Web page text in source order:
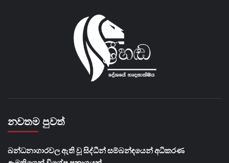
නවතම පුවත්
බන්ධනාගාරවල ඇති වූ සිද්ධීන් සම්බන්ඳයෙන් අධිකරණ